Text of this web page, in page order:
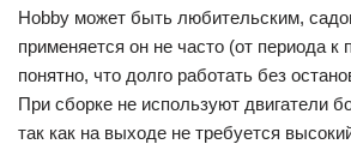
Hobby может быть любительским,
применяется он не часто (от периода к
понятно, что долго работать без
При сборке не используют двигатели
так как на выходе не требуется